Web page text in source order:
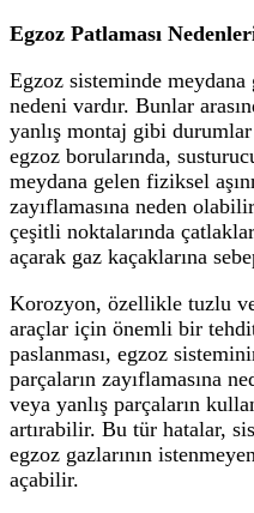
Egzoz Patlaması
Egzoz sisteminde
nedeni vardır. Bunlar
yanlış montaj gibi
egzoz borularında,
meydana gelen fiziksel
zayıflamasına neden
çeşitli noktalarında
açarak gaz kaçaklarına
Korozyon, özellikle tuzlu
araçlar için önemli bir
paslanması, egzoz
parçaların zayıflamasına
veya yanlış parçaların
artırabilir. Bu tür hatalar,
egzoz gazlarının
açabilir.